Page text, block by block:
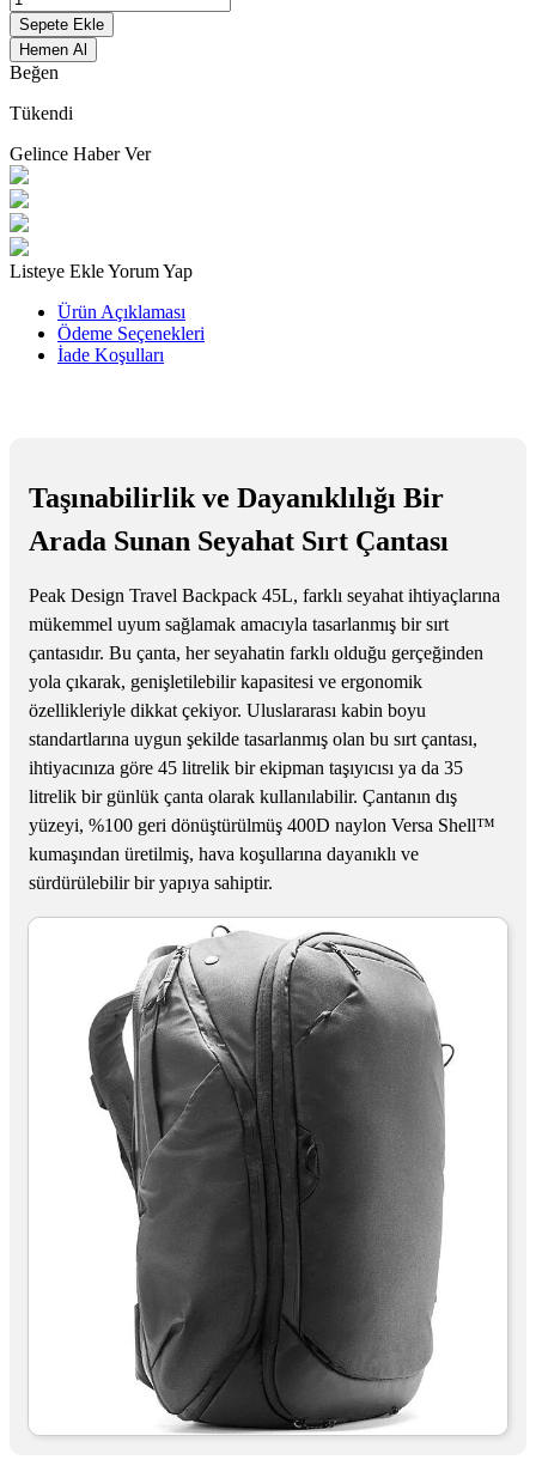
Sepete Ekle
Hemen Al
Beğen
Tükendi
Gelince Haber Ver
Listeye EkleYorum Yap
Ürün Açıklaması
Ödeme Seçenekleri
İade Koşulları
Taşınabilirlik ve Dayanıklılığı Bir
Arada Sunan Seyahat Sırt Çantası
Peak Design Travel Backpack 45L, farklı seyahat ihtiyaçlarına
mükemmel uyum sağlamak amacıyla tasarlanmış bir sırt
çantasıdır. Bu çanta, her seyahatin farklı olduğu gerçeğinden
yola çıkarak, genişletilebilir kapasitesi ve ergonomik
özellikleriyle dikkat çekiyor. Uluslararası kabin boyu
standartlarına uygun şekilde tasarlanmış olan bu sırt çantası,
ihtiyacınıza göre 45 litrelik bir ekipman taşıyıcısı ya da 35
litrelik bir günlük çanta olarak kullanılabilir. Çantanın dış
yüzeyi, %100 geri dönüştürülmüş 400D naylon Versa Shell™
kumaşından üretilmiş, hava koşullarına dayanıklı ve
sürdürülebilir bir yapıya sahiptir.